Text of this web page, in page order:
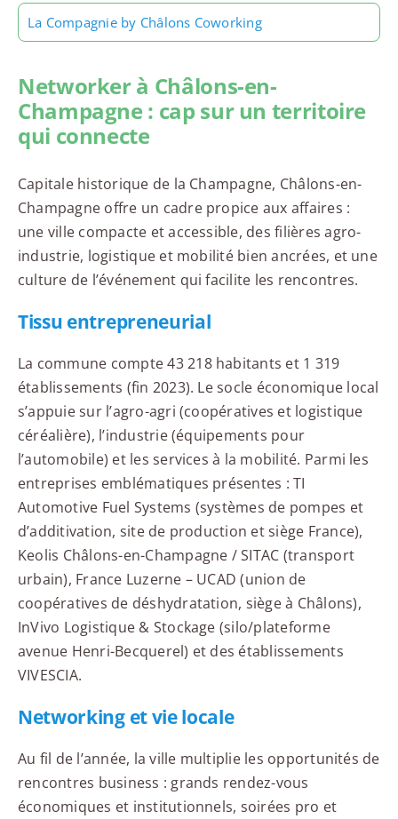
La Compagnie by Châlons Coworking
Networker à Châlons-en-
Champagne : cap sur un territoire
qui connecte
Capitale historique de la Champagne, Châlons-en-
Champagne offre un cadre propice aux affaires :
une ville compacte et accessible, des filières agro-
industrie, logistique et mobilité bien ancrées, et une
culture de l’événement qui facilite les rencontres.
Tissu entrepreneurial
La commune compte 43 218 habitants et 1 319
établissements (fin 2023). Le socle économique local
s’appuie sur l’agro-agri (coopératives et logistique
céréalière), l’industrie (équipements pour
l’automobile) et les services à la mobilité. Parmi les
entreprises emblématiques présentes : TI
Automotive Fuel Systems (systèmes de pompes et
d’additivation, site de production et siège France),
Keolis Châlons-en-Champagne / SITAC (transport
urbain), France Luzerne – UCAD (union de
coopératives de déshydratation, siège à Châlons),
InVivo Logistique & Stockage (silo/plateforme
avenue Henri-Becquerel) et des établissements
VIVESCIA.
Networking et vie locale
Au fil de l’année, la ville multiplie les opportunités de
rencontres business : grands rendez-vous
économiques et institutionnels, soirées pro et